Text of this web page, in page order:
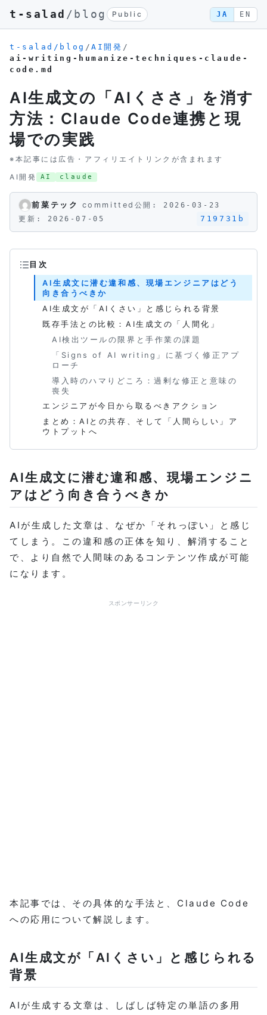
t-salad /blog Public JA EN
t-salad/blog /AI開発 /
ai-writing-humanize-techniques-claude-
code.md
AI生成文の「AIくささ」を消す
方法：Claude Code連携と現
場での実践
※本記事には広告・アフィリエイトリンクが含まれます
AI開発 AI claude
前菜テック committed 公開: 2026-03-23
更新: 2026-07-05
719731b
AI生成文に潜む違和感、現場エンジニ
アはどう向き合うべきか
AIが生成した文章は、なぜか「それっぽい」と感じ
てしまう。この違和感の正体を知り、解消すること
で、より自然で人間味のあるコンテンツ作成が可能
になります。
スポンサーリンク
本記事では、その具体的な手法と、Claude Code
への応用について解説します。
AI生成文が「AIくさい」と感じられる
背景
AIが生成する文章は、しばしば特定の単語の多用
目次
AI生成文に潜む違和感、現場エンジニアはどう
向き合うべきか
AI生成文が「AIくさい」と感じられる背景
既存手法との比較：AI生成文の「人間化」
AI検出ツールの限界と手作業の課題
「Signs of AI writing」に基づく修正アプ
ローチ
導入時のハマりどころ：過剰な修正と意味の
喪失
エンジニアが今日から取るべきアクション
まとめ：AIとの共存、そして「人間らしい」ア
ウトプットへ